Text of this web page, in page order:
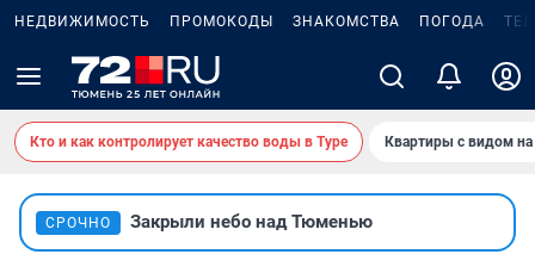
НЕДВИЖИМОСТЬ ПРОМОКОДЫ ЗНАКОМСТВА ПОГОДА
Кто и как контролирует качество воды в Туре Квартиры с видом на
СРОЧНО Закрыли небо над Тюменью